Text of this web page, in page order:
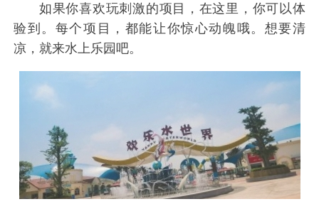
如果你喜欢玩刺激的项目，在这里，你可以体
验到。每个项目，都能让你惊心动魄哦。想要清
凉，就来水上乐园吧。